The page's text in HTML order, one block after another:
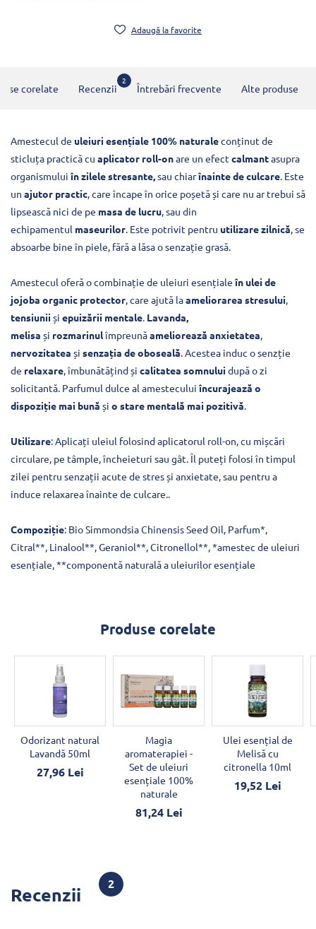
Adaugă la favorite
corelate Recenzii
2
Întrebări frecvente Alte produse
Amestecul de uleiuri esențiale 100% naturaleconținut de
sticluța practică cu aplicator roll-onare un efect calmantasupra
organismului în zilele stresante, sau chiarînainte de culcare . Este
un ajutor practic , care încape în orice poșetă și care nu ar trebui să
lipsească nici de pe masa de lucru , sau din
echipamentul maseurilor . Este potrivit pentru utilizare zilnică , se
absoarbe bine în piele, fără a lăsa o senzație grasă.
Amestecul oferă o combinație de uleiuri esențiale în ulei de
jojoba organic protector , care ajută laameliorarea stresului
tensiuniiși epuizării mentale Lavanda,
melisa și rozmarinulîmpreunăameliorează anxietatea
nervozitatea și senzația de oboseală . Acestea induc o senzție
de relaxare , îmbunătățind și calitatea somnuluidupă o zi
solicitantă. Parfumul dulce al amestecului încurajează o
dispoziție mai bună și o stare mentală mai pozitivă
Utilizare: Aplicați uleiul folosind aplicatorul roll-on, cu mișcări
circulare, pe tâmple, încheieturi sau gât. Îl puteți folosi în timpul
zilei pentru senzații acute de stres și anxietate, sau pentru a
induce relaxarea înainte de culcare..
Compoziție: Bio Simmondsia Chinensis Seed Oil, Parfum*,
Citral**, Linalool**, Geraniol**, Citronellol**, *amestec de uleiuri
esențiale, **componentă naturală a uleiurilor esențiale
Produse corelate
Odorizant natural
Lavandă 50ml
27,96 Lei
Magia
aromaterapiei -
Set de uleiuri
esențiale 100%
naturale
81,24 Lei
Ulei esențial de
Melisă cu
citronella 10ml
19,52 Lei
Recenzii 2